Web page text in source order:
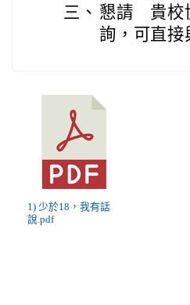
三、 懇請 貴校
詢，可直接
1) 少於18，我有話
說.pdf